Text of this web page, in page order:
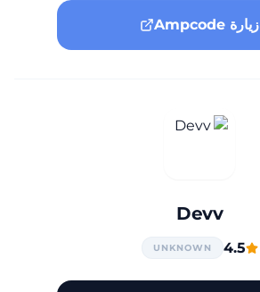
زيارة Ampcode
Devv
4.5
UNKNOWN